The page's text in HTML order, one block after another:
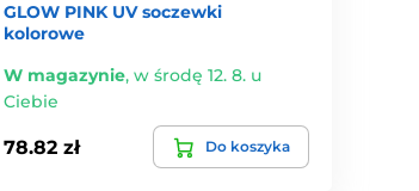
GLOW PINK UV soczewki
kolorowe
W magazynie,w środę 12. 8. u
Ciebie
78.82 zł Do koszyka